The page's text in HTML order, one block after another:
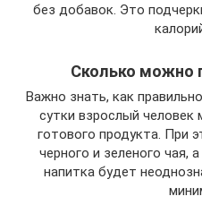
без добавок. Это
Сколько можно
Важно знать, как
сутки взрослый
готового продукта. При
черного и зеленого чая,
напитка будет